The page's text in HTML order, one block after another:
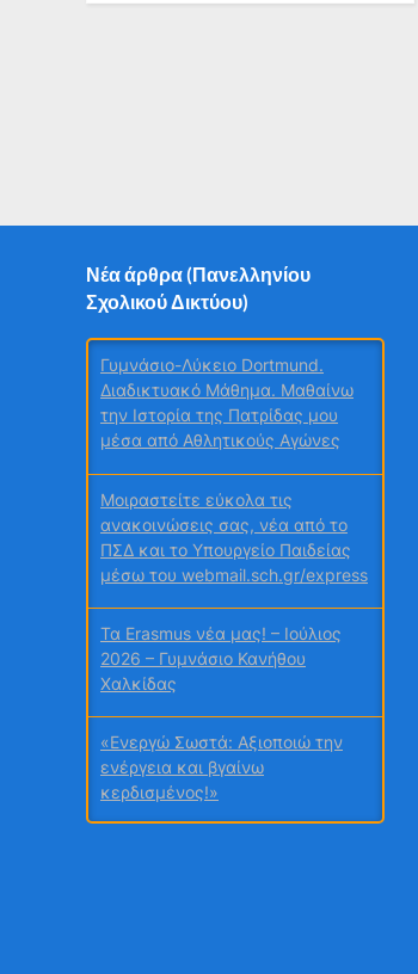
Νέα άρθρα (Πανελληνίου
Σχολικού Δικτύου)
Γυμνάσιο-Λύκειο Dortmund.
Διαδικτυακό Μάθημα. Μαθαίνω
την Ιστορία της Πατρίδας μου
μέσα από Αθλητικούς Αγώνες
Μοιραστείτε εύκολα τις
ανακοινώσεις σας, νέα από το
ΠΣΔ και το Υπουργείο Παιδείας
μέσω του webmail.sch.gr/express
Τα Erasmus νέα μας! – Ιούλιος
2026 – Γυμνάσιο Κανήθου
Χαλκίδας
«Ενεργώ Σωστά: Αξιοποιώ την
ενέργεια και βγαίνω
κερδισμένος!»
Σχολή Γονέων Γυμνασίου
Κανήθου Χαλκίδας